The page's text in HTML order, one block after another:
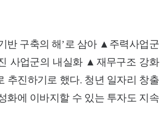
반 구축의 해’로 삼아 ▲주력사업군
사업군의 내실화 ▲재무구조 강화
추진하기로 했다. 청년 일자리 창출
화에 이바지할 수 있는 투자도 지속